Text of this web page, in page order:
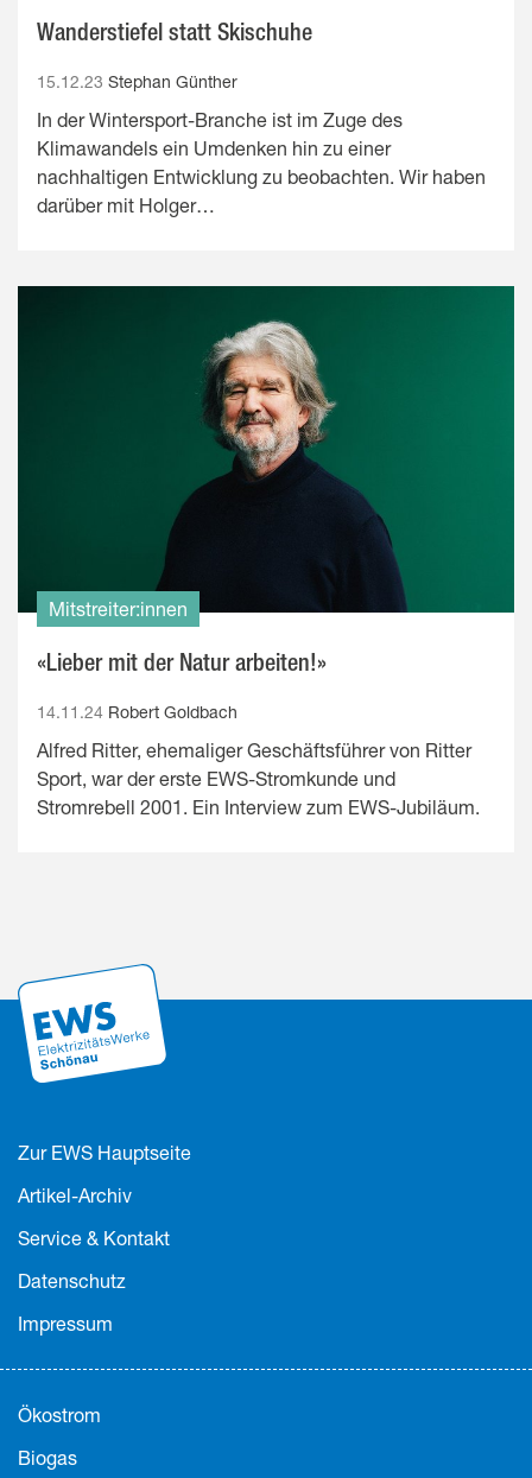
Wanderstiefel statt Skischuhe
15.12.23 Stephan Günther
In der Wintersport-Branche ist im Zuge des
Klimawandels ein Umdenken hin zu einer
nachhaltigen Entwicklung zu beobachten. Wir haben
darüber mit Holger…
Mitstreiter:innen
«Lieber mit der Natur arbeiten!»
14.11.24 Robert Goldbach
Alfred Ritter, ehemaliger Geschäftsführer von Ritter
Sport, war der erste EWS-Stromkunde und
Stromrebell 2001. Ein Interview zum EWS-Jubiläum.
Zur EWS Hauptseite
Artikel-Archiv
Service & Kontakt
Datenschutz
Impressum
Ökostrom
Biogas